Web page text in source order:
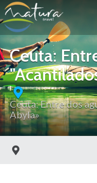
Ceuta:
Ceuta: Entre dos
Abyla»